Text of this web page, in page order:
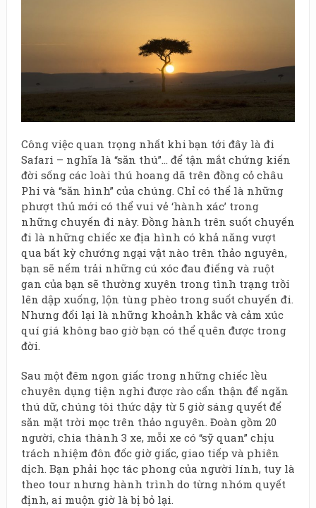
Công việc quan trọng nhất khi bạn tới đây là đi
Safari – nghĩa là “săn thú”… để tận mắt chứng kiến
đời sống các loài thú hoang dã trên đồng cỏ châu
Phi và “săn hình” của chúng. Chỉ có thể là những
phượt thủ mới có thể vui vẻ ‘hành xác’ trong
những chuyến đi này. Đồng hành trên suốt chuyến
đi là những chiếc xe địa hình có khả năng vượt
qua bất kỳ chướng ngại vật nào trên thảo nguyên,
bạn sẽ nếm trải những cú xóc đau điếng và ruột
gan của bạn sẽ thường xuyên trong tình trạng trồi
lên dập xuống, lộn tùng phèo trong suốt chuyến đi.
Nhưng đổi lại là những khoảnh khắc và cảm xúc
quí giá không bao giờ bạn có thể quên được trong
đời.
Sau một đêm ngon giấc trong những chiếc lều
chuyên dụng tiện nghi được rào cẩn thận để ngăn
thú dữ, chúng tôi thức dậy từ 5 giờ sáng quyết để
săn mặt trời mọc trên thảo nguyên. Đoàn gồm 20
người, chia thành 3 xe, mỗi xe có “sỹ quan” chịu
trách nhiệm đôn đốc giờ giấc, giao tiếp và phiên
dịch. Bạn phải học tác phong của người lính, tuy là
theo tour nhưng hành trình do từng nhóm quyết
định, ai muộn giờ là bị bỏ lại.